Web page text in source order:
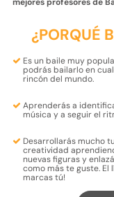
¿PORQUÉ
Es un baile muy
podrás bailarloen
rincón del mundo.
Aprenderás a
música ya seguir el
Desarrollarás mucho tu
creatividad
nuevas figurasy
como más te guste. El
marcas tú!